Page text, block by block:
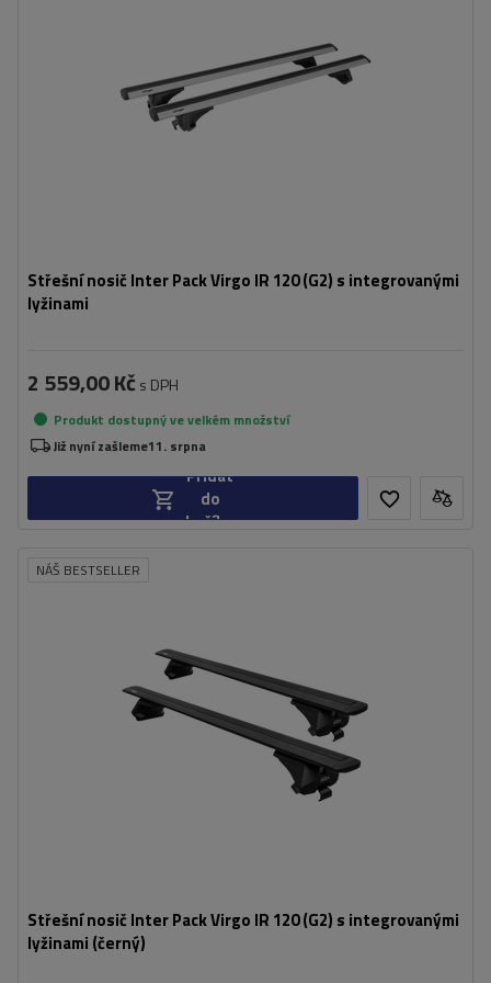
Střešní nosič Inter Pack Virgo IR 120 (G2) s integrovanými
lyžinami
2 559,00 Kč s DPH
Produkt dostupný ve velkém množství
Již nyní zašleme11. srpna
Přidat
do
košíku
NÁŠ BESTSELLER
Střešní nosič Inter Pack Virgo IR 120 (G2) s integrovanými
lyžinami (černý)